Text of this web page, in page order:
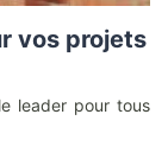
vos projets
leader pour tous